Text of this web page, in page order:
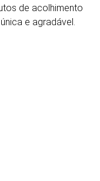
de acolhimento
e agradável.